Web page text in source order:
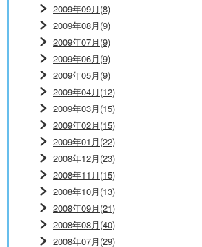
2009年09月(8)
2009年08月(9)
2009年07月(9)
2009年06月(9)
2009年05月(9)
2009年04月(12)
2009年03月(15)
2009年02月(15)
2009年01月(22)
2008年12月(23)
2008年11月(15)
2008年10月(13)
2008年09月(21)
2008年08月(40)
2008年07月(29)